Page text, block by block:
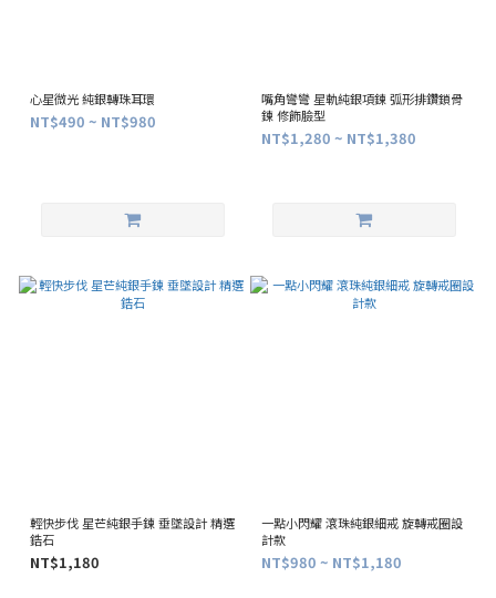
心星微光 純銀轉珠耳環
NT$490 ~ NT$980
嘴角彎彎 星軌純銀項鍊 弧形排鑽鎖骨
鍊 修飾臉型
NT$1,280 ~ NT$1,380
輕快步伐 星芒純銀手鍊 垂墜設計 精選
鋯石
NT$1,180
一點小閃耀 滾珠純銀細戒 旋轉戒圈設
計款
NT$980 ~ NT$1,180